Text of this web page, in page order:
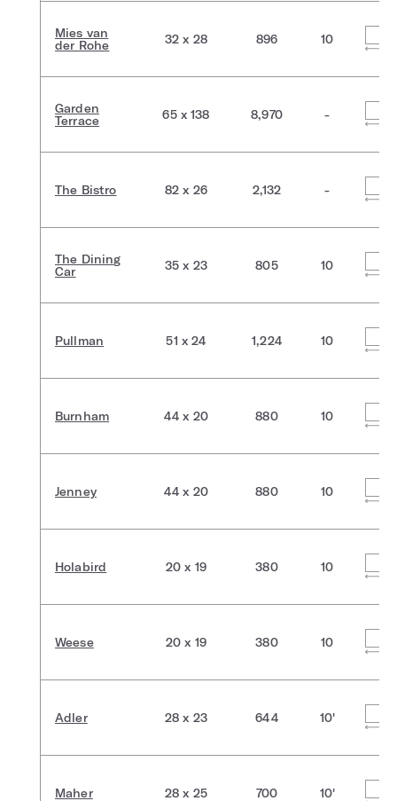
Mies van
der Rohe
32 x 28 896 10
Garden
Terrace
65 x 138 8,970 -
The Bistro 82 x 26 2,132 -
The Dining
Car
35 x 23 805 10
Pullman 51 x 24 1,224 10
Burnham 44 x 20 880 10
Jenney 44 x 20 880 10
Holabird 20 x 19 380 10
Weese 20 x 19 380 10
Adler 28 x 23 644 10'
Maher 28 x 25 700 10'